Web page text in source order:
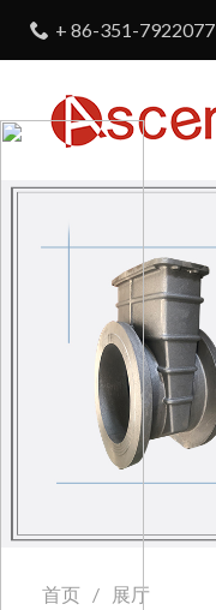
+ 86-351-7922077
首页 / 展厅